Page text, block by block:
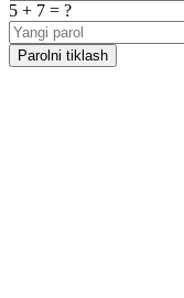
5 + 7 = ?
Parolni tiklash